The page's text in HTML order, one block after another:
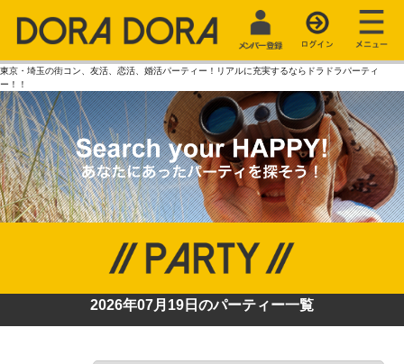
東京・埼玉の街コン、友活、恋活、婚活パーティー！リアルに充実するならドラドラパーティ
ー！！
2026年07月19日のパーティー一覧